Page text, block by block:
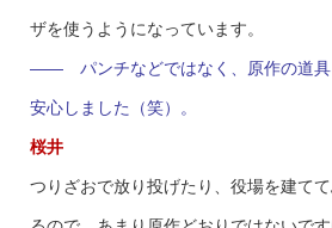
ザを使うようになっています。
—— パンチなどではなく、原作の道具
安心しました（笑）。
桜井
つりざおで放り投げたり、役場を建て